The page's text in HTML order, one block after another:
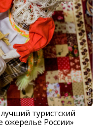
туристский
ожерелье России»